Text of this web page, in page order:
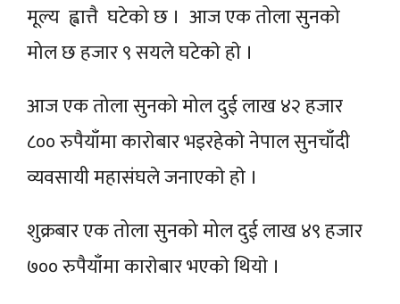
मूल्य ह्वात्तै घटेको छ । आज एक तोला सुनको
मोल छ हजार ९ सयले घटेकाे हाे ।
आज एक तोला सुनको मोल दुई लाख ४२ हजार
८०० रुपैयाँमा काराेबार भइरहेकाे नेपाल सुनचाँदी
व्यवसायी महासंघले जनाएकाे हाे ।
शुक्रबार एक तोला सुनको मोल दुई लाख ४९ हजार
७०० रुपैयाँमा काराेबार भएकाे थियाे ।